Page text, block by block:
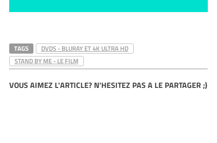
TAGS
DVDS - BLURAY ET 4K ULTRA HD
STAND BY ME - LE FILM
VOUS AIMEZ L'ARTICLE? N'HESITEZ PAS A LE PARTAGER ;)